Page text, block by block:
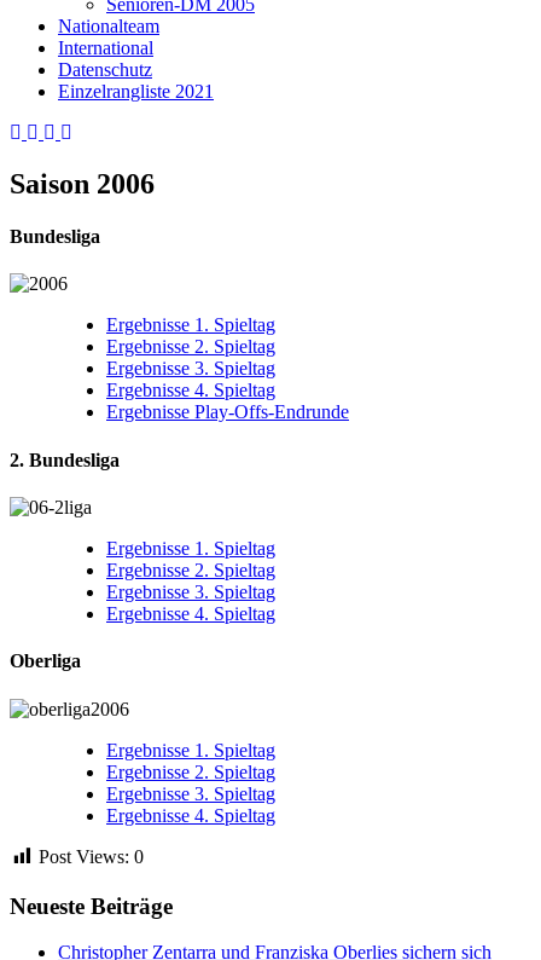
Senioren-DM 2005
Nationalteam
International
Datenschutz
Einzelrangliste 2021
Saison 2006
Bundesliga
Ergebnisse 1. Spieltag
Ergebnisse 2. Spieltag
Ergebnisse 3. Spieltag
Ergebnisse 4. Spieltag
Ergebnisse Play-Offs-Endrunde
2. Bundesliga
Ergebnisse 1. Spieltag
Ergebnisse 2. Spieltag
Ergebnisse 3. Spieltag
Ergebnisse 4. Spieltag
Oberliga
Ergebnisse 1. Spieltag
Ergebnisse 2. Spieltag
Ergebnisse 3. Spieltag
Ergebnisse 4. Spieltag
Post Views: 0
Neueste Beiträge
Christopher Zentarra und Franziska Oberlies sichern sich